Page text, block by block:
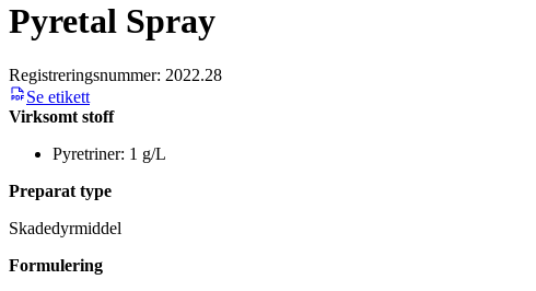
Pyretal Spray
Registreringsnummer: 2022.28
Se etikett
Virksomt stoff
Pyretriner: 1 g/L
Preparat type
Skadedyrmiddel
Formulering